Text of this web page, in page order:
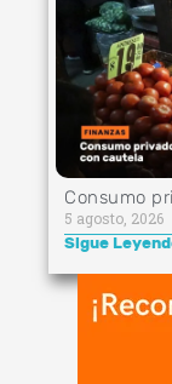
Consumo
5 agosto, 2026
Sigue